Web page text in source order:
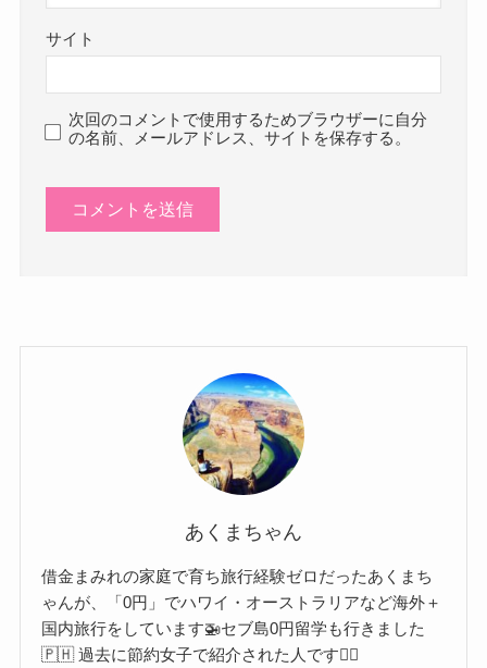
サイト
次回のコメントで使用するためブラウザーに自分
の名前、メールアドレス、サイトを保存する。
あくまちゃん
借金まみれの家庭で育ち旅行経験ゼロだったあくまち
ゃんが、「0円」でハワイ・オーストラリアなど海外＋
国内旅行をしています🚁セブ島0円留学も行きました
🇵🇭 過去に節約女子で紹介された人です🙋‍♀️